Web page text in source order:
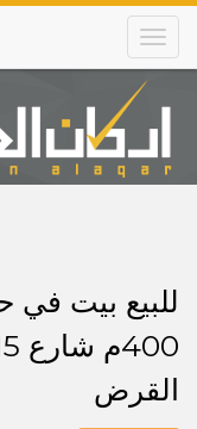
Skip
main
content
Main
navigation
للبيع بيت
القرض